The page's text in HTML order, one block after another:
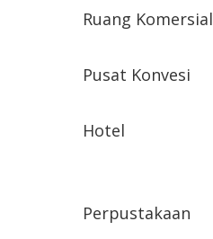
Ruang Komersial
Pusat Konvesi
Hotel
Perpustakaan